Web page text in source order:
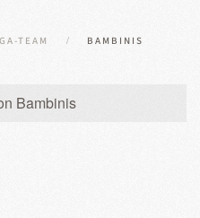
TEAM BAMBINIS
Bambinis